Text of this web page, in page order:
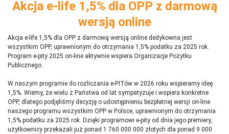
Akcja e-life 1,5% dla OPP z darmową
wersją online
Akcja e-life 1,5% dla OPP z darmową wersją online dedykowna jest
wszystkim OPP, uprawnionym do otrzymania 1,5% podatku za 2025 rok.
Program e-pity 2025 on-line aktywnie wspiera Organizacje Pożytku
Publicznego.
W naszym programie do rozliczania e-PITów w 2026 roku wspieramy ideę
1,5%. Wiemy, że wielu z Państwa od lat sympatyzuje i wspiera konkretne
OPP, dlatego podjęliśmy decyzję o udostępnieniu bezpłatnej wersji on-line
naszego programu wszystkim OPP w Polsce, uprawnionym do otrzymania
1,5% podatku za 2025 rok. Dzięki programowi e-pity od dnia jego premiery,
użytkownicy przekazali już ponad 1 760 000 000 złotych dla ponad 9 000